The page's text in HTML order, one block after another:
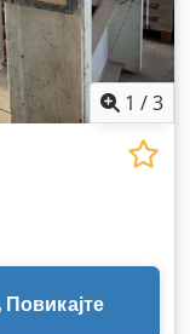
1 /3
Повикајте